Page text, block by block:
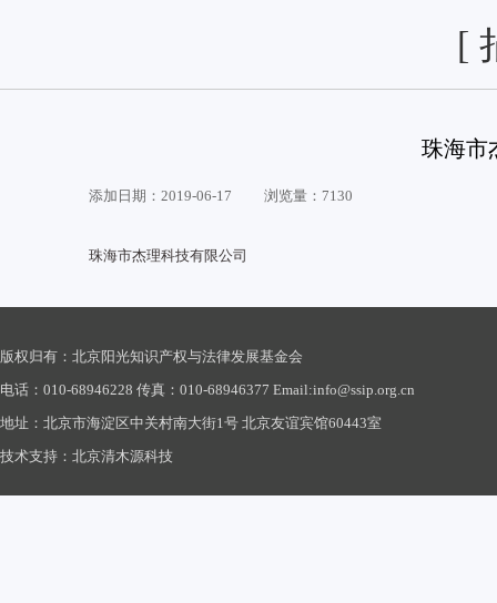
[
珠海市
添加日期：2019-06-17 浏览量：7130
珠海市杰理科技有限公司
版权归有：北京阳光知识产权与法律发展基金会
电话：010-68946228 传真：010-68946377 Email:info@ssip.org.cn
地址：北京市海淀区中关村南大街1号 北京友谊宾馆60443室
技术支持：北京清木源科技